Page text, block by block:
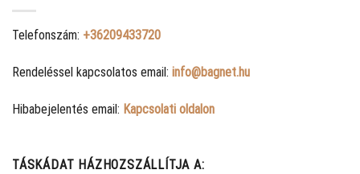
Telefonszám: +36209433720
Rendeléssel kapcsolatos email: info@bagnet.hu
Hibabejelentés email: Kapcsolati oldalon
TÁSKÁDAT HÁZHOZSZÁLLÍTJA A: